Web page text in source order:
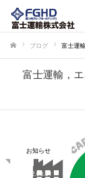
エコアクション
やまぐち健康
SDGs宣言
採用情
富士運輸が求
ブログ 富士運
富士運輸，
お知らせ
2022.08.31